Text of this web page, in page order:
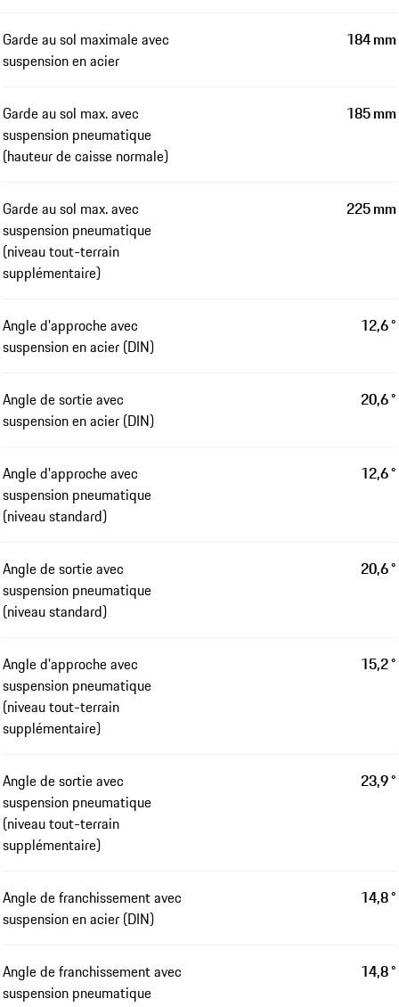
Garde au sol maximale avec
suspension en acier
184 mm
Garde au sol max. avec
suspension pneumatique
(hauteur de caisse normale)
185 mm
Garde au sol max. avec
suspension pneumatique
(niveau tout-terrain
supplémentaire)
225 mm
Angle d'approche avec
suspension en acier (DIN)
12,6 °
Angle de sortie avec
suspension en acier (DIN)
20,6 °
Angle d'approche avec
suspension pneumatique
(niveau standard)
12,6 °
Angle de sortie avec
suspension pneumatique
(niveau standard)
20,6 °
Angle d'approche avec
suspension pneumatique
(niveau tout-terrain
supplémentaire)
15,2 °
Angle de sortie avec
suspension pneumatique
(niveau tout-terrain
supplémentaire)
23,9 °
Angle de franchissement avec
suspension en acier (DIN)
14,8 °
Angle de franchissement avec
suspension pneumatique
14,8 °